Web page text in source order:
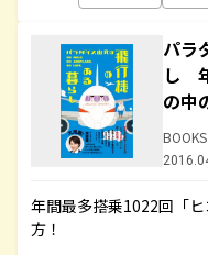
パラ
し
の中
BOOKS
年間最多搭乗1022回「
方！